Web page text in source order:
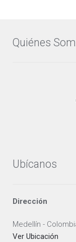
Quiénes
Ubícanos
Dirección
Medellín -
Ver Ubicación